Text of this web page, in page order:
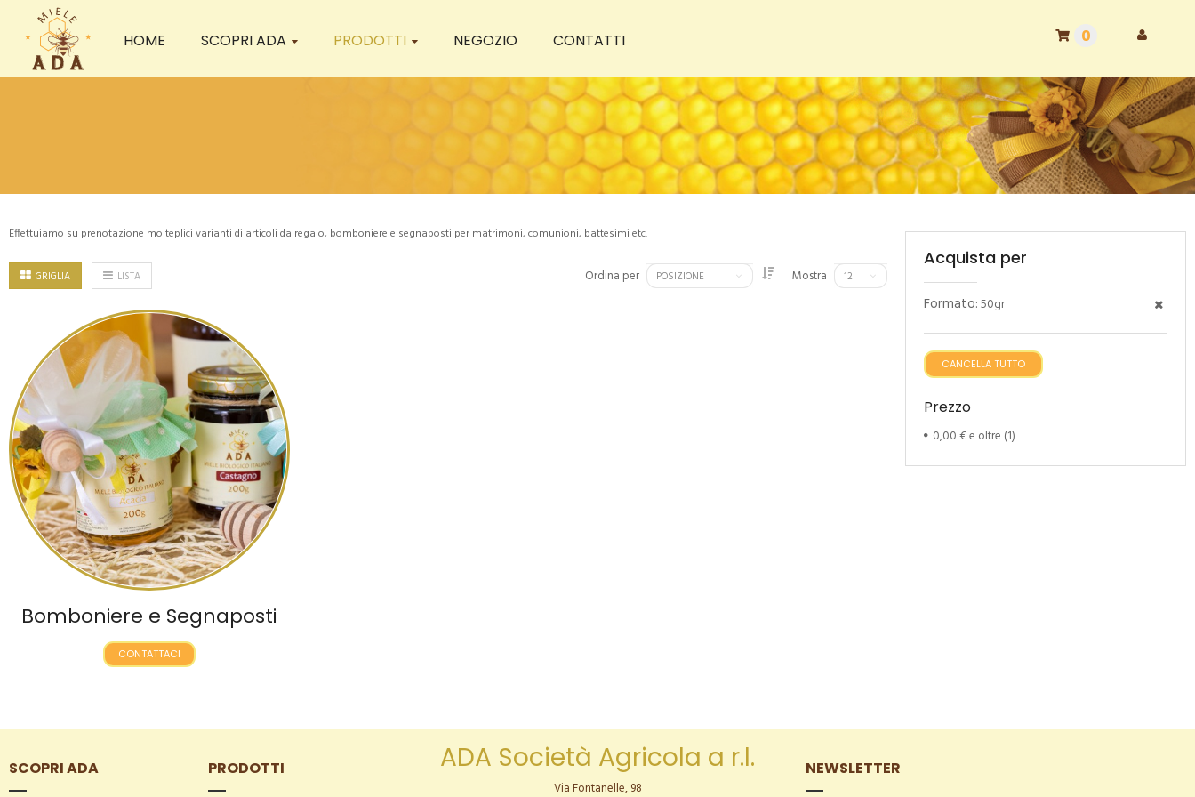
HOME SCOPRI ADA PRODOTTI NEGOZIO CONTATTI 0
Effettuiamo su prenotazione molteplici varianti di articoli da regalo, bomboniere e segnaposti per matrimoni, comunioni, battesimi etc.
GRIGLIA LISTA Mostra 12
Ordina per POSIZIONE
Bomboniere e Segnaposti
CONTATTACI
Acquista per
Formato:50gr
CANCELLA TUTTO
Prezzo
0,00 €e oltre (1)
SCOPRI ADA PRODOTTI ADA Società Agricola a r.l.
Via Fontanelle, 98
NEWSLETTER